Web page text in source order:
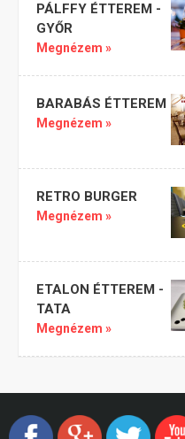
PÁLFFY ÉTTEREM -
GYŐR
Megnézem »
BARABÁS ÉTTEREM
Megnézem »
RETRO BURGER
Megnézem »
ETALON ÉTTEREM -
TATA
Megnézem »